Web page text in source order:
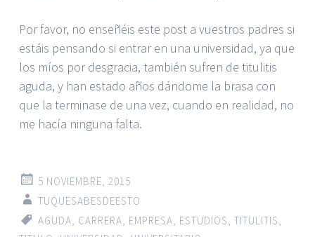
Por favor, no enseñéis este post a vuestros padres si
estáis pensando si entrar en una universidad, ya que
los míos por desgracia, también sufren de titulitis
aguda, y han estado años dándome la brasa con
que la terminase de una vez, cuando en realidad, no
me hacía ninguna falta.
5 NOVIEMBRE, 2015
TUQUESABESDEESTO
AGUDA, CARRERA, EMPRESA, ESTUDIOS, TITULITIS,